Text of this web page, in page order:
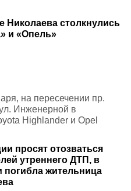
Николаева столкнулись
и «Опель»
на пересечении пр.
Инженерной в
Highlander и Opel
просят отозваться
утреннего ДТП, в
погибла жительница